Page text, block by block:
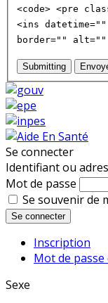
<code> <pre
<ins
border=""
Submitting
Se connecter
Identifiant ou
Mot de passe
Se souvenir de
Se connecter
Inscription
Mot de passe
Sexe